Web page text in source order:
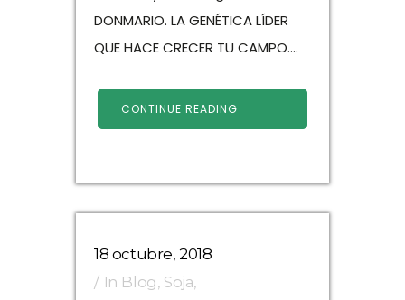
DONMARIO. LA GENÉTICA LÍDER
QUE HACE CRECER TU CAMPO....
CONTINUE READING
18 octubre, 2018
In Blog, Soja,